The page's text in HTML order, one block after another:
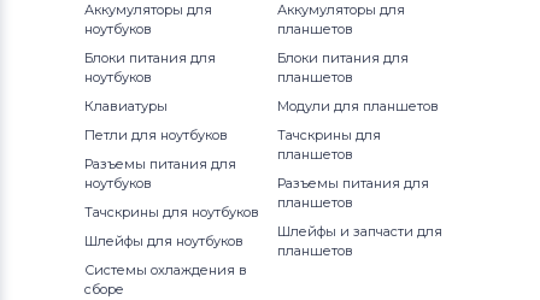
Аккумуляторы для
ноутбуков
Блоки питания для
ноутбуков
Клавиатуры
Петли для ноутбуков
Разъемы питания для
ноутбуков
Тачскрины для ноутбуков
Шлейфы для ноутбуков
Системы охлаждения в
сборе
Аккумуляторы для
планшетов
Блоки питания для
планшетов
Модули для планшетов
Тачскрины для
планшетов
Разъемы питания для
планшетов
Шлейфы и запчасти для
планшетов